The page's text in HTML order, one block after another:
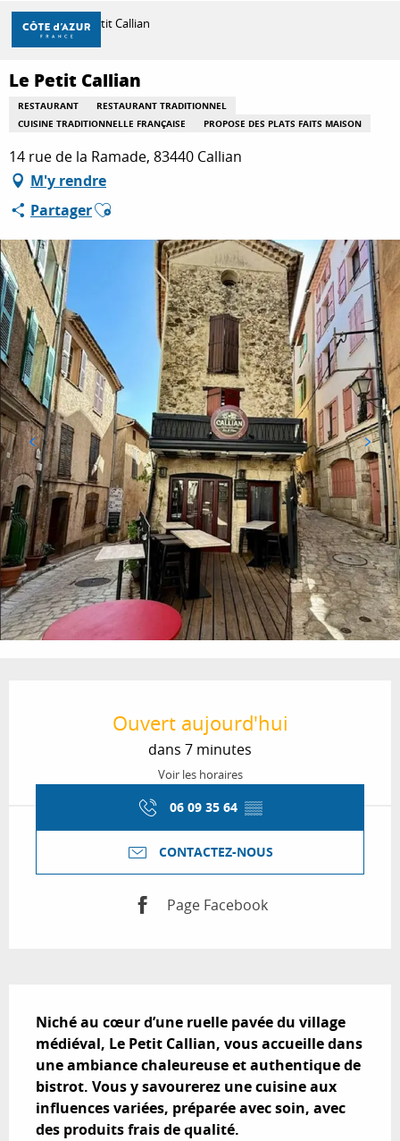
Aller
contenu
principal
DÉCOUVRIR
À FAIRE
SÉJOURNER
Accueil Le Petit Callian
Le Petit Callian
RESTAURANT
RESTAURANT TRADITIONNEL
CUISINE TRADITIONNELLE FRANÇAISE
PROPOSE DES PLATS FAITS MAISON
14 rue de la Ramade, 83440 Callian
M'y rendre
PartagerAjouter aux favoris
Ouvert aujourd'hui
dans 7 minutes
Voir les horaires
06 09 35 64 ▒▒
CONTACTEZ-NOUS
Page Facebook
Niché au cœur d’une ruelle pavée du village
médiéval, Le Petit Callian, vous accueille dans
une ambiance chaleureuse et authentique de
bistrot. Vous y savourerez une cuisine aux
influences variées, préparée avec soin, avec
des produits frais de qualité.